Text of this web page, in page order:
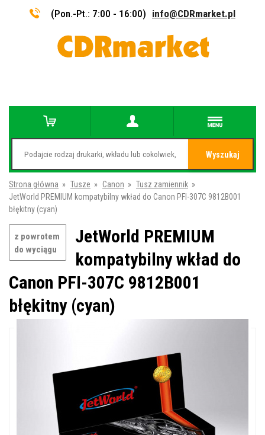
(Pon.-Pt.: 7:00 - 16:00) info@CDRmarket.pl
Wyszukaj
Strona główna » Tusze » Canon » Tusz zamiennik »
JetWorld PREMIUM kompatybilny wkład do Canon PFI-307C 9812B001
błękitny (cyan)
z powrotem
do wyciągu
JetWorld PREMIUM
kompatybilny wkład do
Canon PFI-307C 9812B001
błękitny (cyan)